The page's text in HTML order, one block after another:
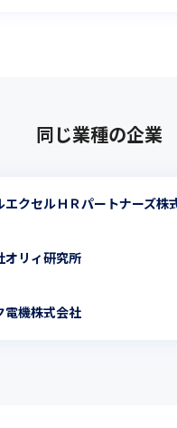
同じ業種の企業
エクセルＨＲパートナーズ株
オリィ研究所
電機株式会社